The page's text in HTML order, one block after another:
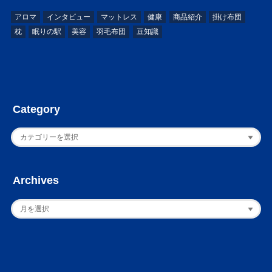
アロマ インタビュー マットレス 健康 商品紹介
掛け布団
枕
眠りの駅 美容 羽毛布団 豆知識
Category
Archives